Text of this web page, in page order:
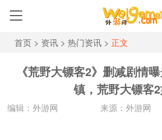
首页> 资讯> 热门资讯> 正文
《荒野大镖客2》删减剧情
镇，荒野大镖客
编辑：外游网 来源：外游网